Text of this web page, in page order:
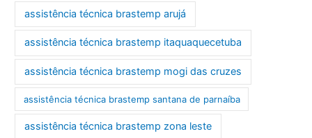
assistência técnica brastemp arujá
assistência técnica brastemp itaquaquecetuba
assistência técnica brastemp mogi das cruzes
assistência técnica brastemp santana de parnaíba
assistência técnica brastemp zona leste